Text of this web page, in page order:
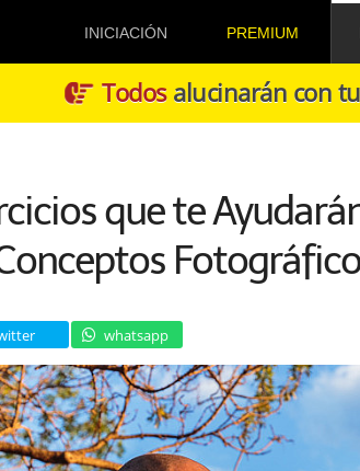
INICIACIÓN PREMIUM
Todosalucinarán con
que te
whatsapp